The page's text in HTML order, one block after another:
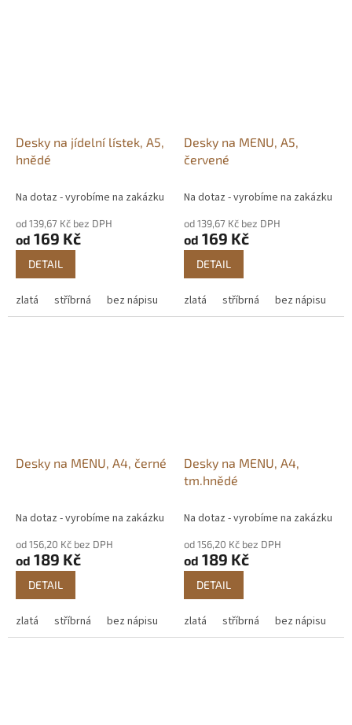
Desky na jídelní lístek, A5,
hnědé
Na dotaz - vyrobíme na zakázku
od 139,67 Kč bez DPH
od 169 Kč
DETAIL
zlatá stříbrná bez nápisu
Desky na MENU, A5,
červené
Na dotaz - vyrobíme na zakázku
od 139,67 Kč bez DPH
od 169 Kč
DETAIL
zlatá stříbrná bez nápisu
Desky na MENU, A4, černé
Na dotaz - vyrobíme na zakázku
od 156,20 Kč bez DPH
od 189 Kč
DETAIL
zlatá stříbrná bez nápisu
Desky na MENU, A4,
tm.hnědé
Na dotaz - vyrobíme na zakázku
od 156,20 Kč bez DPH
od 189 Kč
DETAIL
zlatá stříbrná bez nápisu